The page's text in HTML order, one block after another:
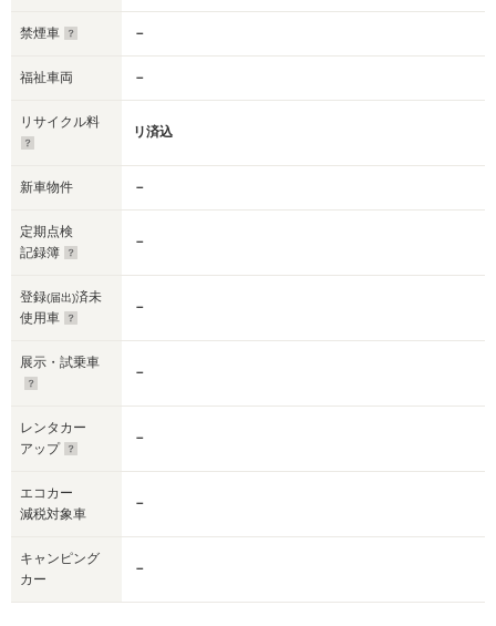
禁煙車 －
福祉車両 －
リサイクル料
リ済込
新車物件 －
定期点検
記録簿
－
登録(届出)済未
使用車
－
展示・試乗車
－
レンタカー
アップ
－
エコカー
減税対象車
－
キャンピング
カー
－